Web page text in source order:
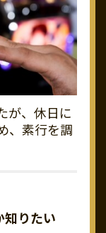
が、休日に
、素行を調
知りたい